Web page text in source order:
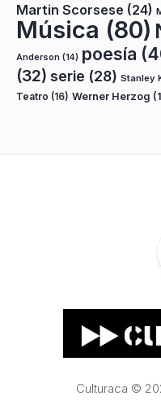
Martin Scorsese (24)
Música (80)
Anderson (14) poesía
(32) serie (28) Stanley
Teatro (16) Werner Herzog
Culturaca ©